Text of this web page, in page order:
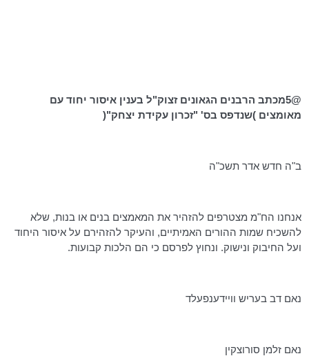
@5מכתב הרבנים הגאונים זצוק"ל בענין איסור יחוד עם
מאומצים )שנדפס בס' "זכרון עקידת יצחק"(
ב"ה חדש אדר תשכ"ה
אנחנו הח"מ מצטרפים להזהיר את המאמצים בנים או בנות, שלא
להשכיח שמות ההורים האמיתיים, והעיקר להזהירם על איסור היחוד
ועל החיבוק ונישוק. ונחוץ לפרסם כי הם הלכות קבועות.
נאם דב בעריש וויידענפעלד
נאם זלמן סורוצקין